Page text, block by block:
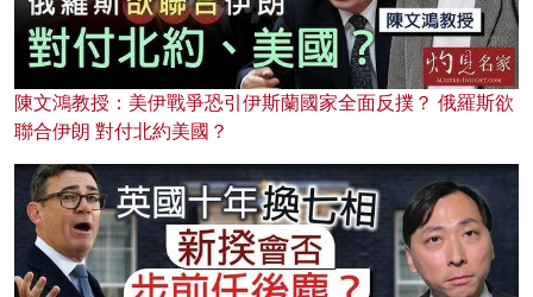
陳文鴻教授：美伊戰爭恐引伊斯蘭國家全面反撲？ 俄羅斯欲
聯合伊朗 對付北約美國？